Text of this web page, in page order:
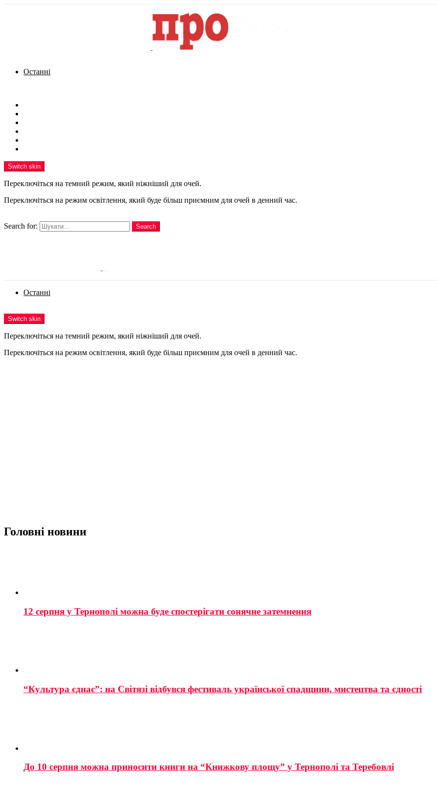
Останні
Switch skin
Переключіться на темний режим, який ніжніший для очей.
Переключіться на режим освітлення, який буде більш приємним для очей в денний час.
Search for:
Search
Останні
Switch skin
Переключіться на темний режим, який ніжніший для очей.
Переключіться на режим освітлення, який буде більш приємним для очей в денний час.
Головні новини
12 серпня у Тернополі можна буде спостерігати сонячне затемнення
“Культура єднає”: на Світязі відбувся фестиваль української спадщини, мистецтва та єдності
До 10 серпня можна приносити книги на “Книжкову площу” у Тернополі та Теребовлі